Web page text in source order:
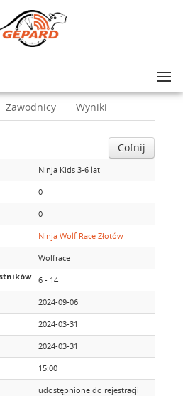
Zawodnicy Wyniki
Cofnij
Ninja Kids 3-6 lat
0
0
Ninja Wolf Race Złotów
Wolfrace
6 - 14
2024-09-06
2024-03-31
2024-03-31
15:00
udostępnione do rejestracji